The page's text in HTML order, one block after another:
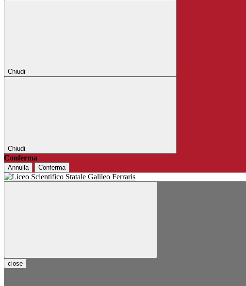
Chiudi
Chiudi
Conferma
Annulla Conferma
close